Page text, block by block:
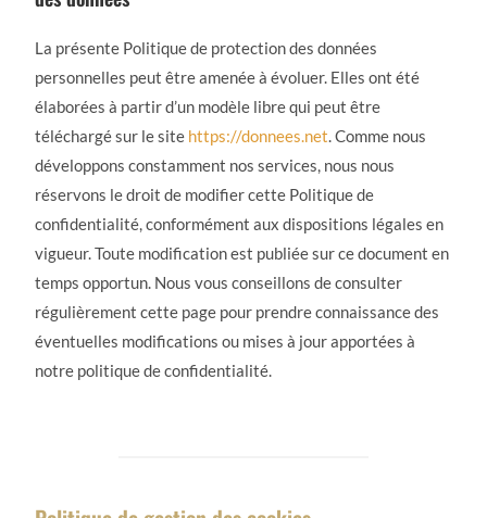
La présente Politique de protection des données
personnelles peut être amenée à évoluer. Elles ont été
élaborées à partir d’un modèle libre qui peut être
téléchargé sur le site https://donnees.net. Comme nous
développons constamment nos services, nous nous
réservons le droit de modifier cette Politique de
confidentialité, conformément aux dispositions légales en
vigueur. Toute modification est publiée sur ce document en
temps opportun. Nous vous conseillons de consulter
régulièrement cette page pour prendre connaissance des
éventuelles modifications ou mises à jour apportées à
notre politique de confidentialité.